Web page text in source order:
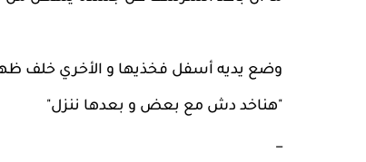
وضع يديه أسفل فخذيها و الأخري خلف
"هناخد دش مع بعض و بعدها ننزل"
_